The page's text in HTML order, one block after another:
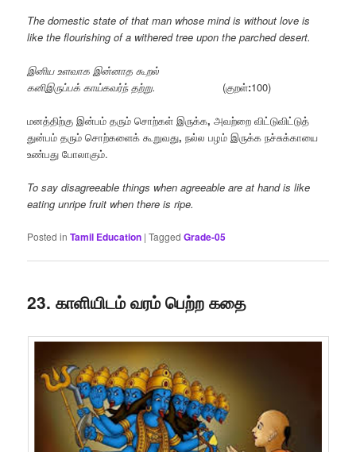
The domestic state of that man whose mind is without love is
like the flourishing of a withered tree upon the parched desert.
இனிய உளவாக இன்னாத கூறல்
கனிஇருப்பக் காய்கவர்ந் தற்று.
(குறள்:100)
மனத்திற்கு இன்பம் தரும் சொற்கள் இருக்க,அவற்றை விட்டுவிட்டுத்
துன்பம் தரும் சொற்களைக் கூறுவது,நல்ல பழம் இருக்க நச்சுக்காயை
உண்பது போலாகும்.
To say disagreeable things when agreeable are at hand is like
eating unripe fruit when there is ripe.
Posted in Tamil Education |Tagged Grade-05
23. காளியிடம் வரம் பெற்ற கதை